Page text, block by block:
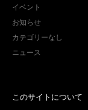
イベント
お知らせ
カテゴリーなし
ニュース
このサイトについて